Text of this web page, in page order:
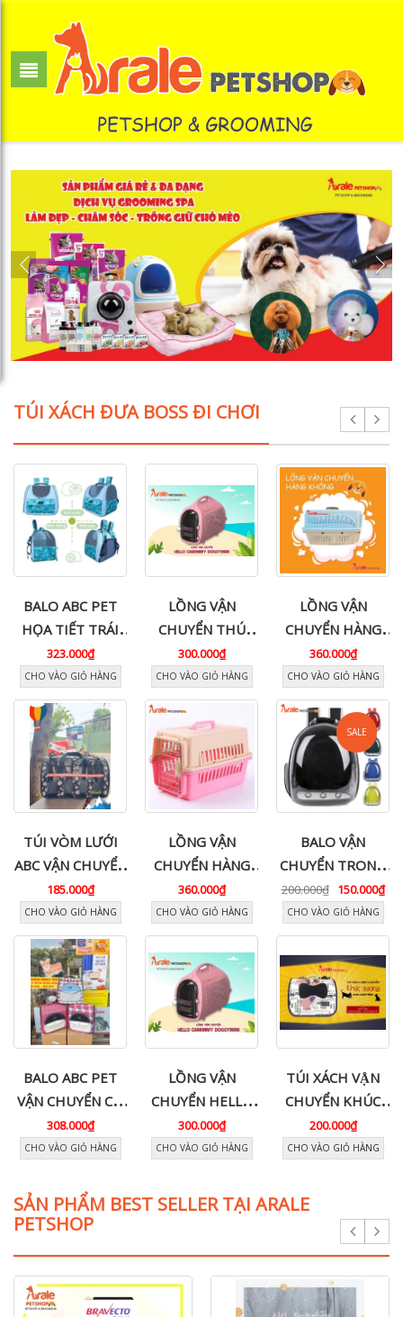
TÚI XÁCH ĐƯA BOSS ĐI CHƠI
BALO ABC PET
HỌA TIẾT TRÁI
CÂY - CÓ CỬA
TRONG SUỐT
PHÍA TRƯỚC ,
VẬN CHUYỂN
THOÁNG MÁT
CHO CHÓ MÈO
323.000₫
CHO VÀO GIỎ HÀNG
TÚI VÒM LƯỚI
ABC VẬN CHUYỂN
THOÁNG MÁT
CHO THÚ CƯNG
185.000₫
CHO VÀO GIỎ HÀNG
BALO ABC PET
VẬN CHUYỂN CÓ
TÚI TRƯỚC
THOÁNG MÁT
308.000₫
CHO VÀO GIỎ HÀNG
LỒNG VẬN
CHUYỂN THÚ
CƯNG HELLO
CHARMY
300.000₫
CHO VÀO GIỎ HÀNG
LỒNG VẬN
CHUYỂN HÀNG
KHÔNG CHO
CHÓ MÈO
360.000₫
CHO VÀO GIỎ HÀNG
LỒNG VẬN
CHUYỂN HELLO
CHARMMY
DOGGYMAN
300.000₫
CHO VÀO GIỎ HÀNG
LỒNG VẬN
CHUYỂN HÀNG
KHÔNG PD
360.000₫
CHO VÀO GIỎ HÀNG
SALE
BALO VẬN
CHUYỂN TRONG
SUỐT CHO CHÓ
MÈO
200.000₫ 150.000₫
CHO VÀO GIỎ HÀNG
TÚI XÁCH VẬN
CHUYỂN KHÚC
XƯƠNG CHO
CHÓ MÈO
200.000₫
CHO VÀO GIỎ HÀNG
SẢN PHẨM BEST SELLER TẠI ARALE
PETSHOP